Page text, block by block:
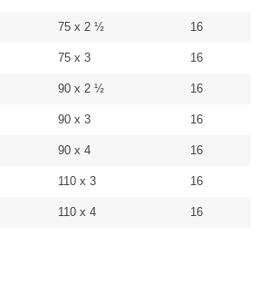
75 x 2 ½ 16
75 x 3 16
90 x 2 ½ 16
90 x 3 16
90 x 4 16
110 x 3 16
110 x 4 16